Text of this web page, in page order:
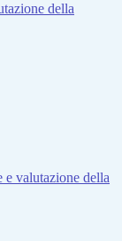
della
e valutazione della